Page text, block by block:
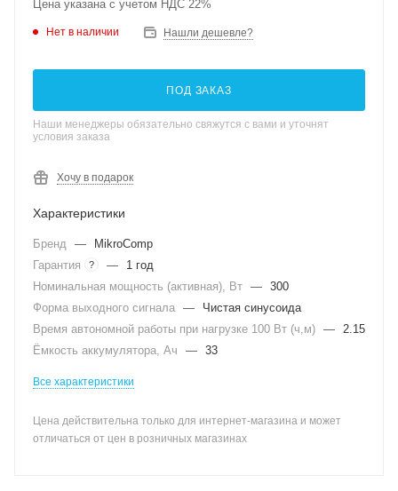
Цена указана с учетом НДС 22%
Нет в наличии Нашли дешевле?
ПОД ЗАКАЗ
Наши менеджеры обязательно свяжутся с вами и уточнят
условия заказа
Хочу в подарок
Характеристики
Бренд —
MikroComp
Гарантия
? —
1 год
Номинальная мощность (активная), Вт — 300
Форма выходного сигнала —
Чистая синусоида
Время автономной работы при нагрузке 100 Вт (ч,м) —
2.15
Ёмкость аккумулятора, Ач
— 33
Все характеристики
Цена действительна только для интернет-магазина и может
отличаться от цен в розничных магазинах